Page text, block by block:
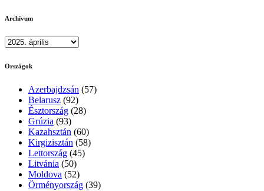
Archívum
Archívum
Országok
Azerbajdzsán (57)
Belarusz (92)
Észtország (28)
Grúzia (93)
Kazahsztán (60)
Kirgizisztán (58)
Lettország (45)
Litvánia (50)
Moldova (52)
Örményország (39)